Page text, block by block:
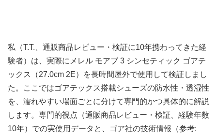
私（T.T.、通販商品レビュー・検証に10年携わってきた経
験者）は、実際にメレル モアブ 3 シンセティック ゴアテ
ックス（27.0cm 2E）を長時間屋外で使用して検証しまし
た。ここではゴアテックス搭載シューズの防水性・透湿性
を、濡れやすい場面ごとに分けて専門的かつ具体的に解説
します。専門的視点（通販商品レビュー・検証、経験年数
10年）での実使用データと、ゴア社の技術情報（参考: